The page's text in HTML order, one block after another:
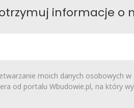
informacje o
moich danych osobowych w
od portalu Wbudowie.pl, na który